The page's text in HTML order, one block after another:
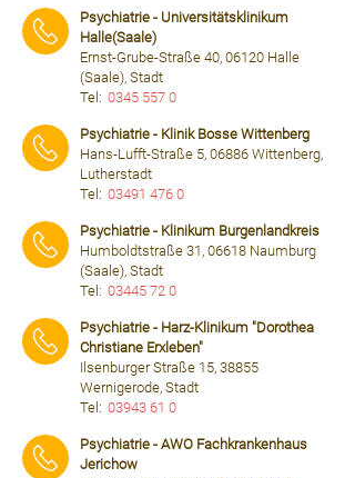
Psychiatrie - Universitätsklinikum
Halle(Saale)
Ernst-Grube-Straße 40, 06120 Halle
(Saale), Stadt
Tel: 0345 557 0
Psychiatrie - Klinik Bosse Wittenberg
Hans-Lufft-Straße 5, 06886 Wittenberg,
Lutherstadt
Tel: 03491 476 0
Psychiatrie - Klinikum Burgenlandkreis
Humboldtstraße 31, 06618 Naumburg
(Saale), Stadt
Tel: 03445 72 0
Psychiatrie - Harz-Klinikum "Dorothea
Christiane Erxleben"
Ilsenburger Straße 15, 38855
Wernigerode, Stadt
Tel: 03943 61 0
Psychiatrie - AWO Fachkrankenhaus
Jerichow